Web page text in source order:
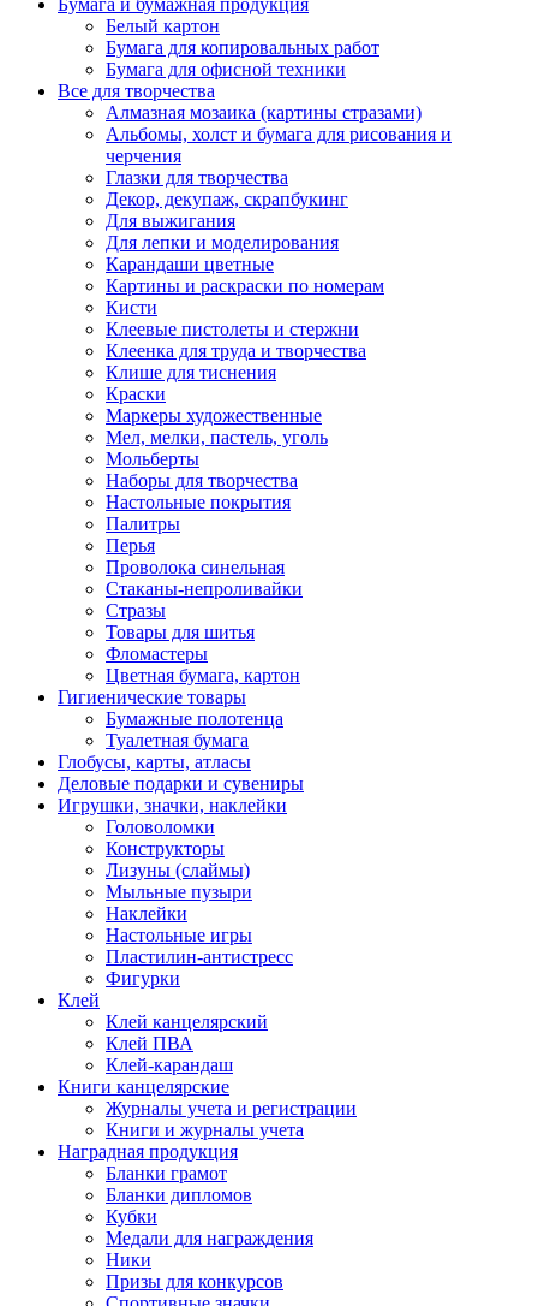
Бумага и бумажная продукция
Белый картон
Бумага для копировальных работ
Бумага для офисной техники
Все для творчества
Алмазная мозаика (картины стразами)
Альбомы, холст и бумага для рисования и
черчения
Глазки для творчества
Декор, декупаж, скрапбукинг
Для выжигания
Для лепки и моделирования
Карандаши цветные
Картины и раскраски по номерам
Кисти
Клеевые пистолеты и стержни
Клеенка для труда и творчества
Клише для тиснения
Краски
Маркеры художественные
Мел, мелки, пастель, уголь
Мольберты
Наборы для творчества
Настольные покрытия
Палитры
Перья
Проволока синельная
Стаканы-непроливайки
Стразы
Товары для шитья
Фломастеры
Цветная бумага, картон
Гигиенические товары
Бумажные полотенца
Туалетная бумага
Глобусы, карты, атласы
Деловые подарки и сувениры
Игрушки, значки, наклейки
Головоломки
Конструкторы
Лизуны (слаймы)
Мыльные пузыри
Наклейки
Настольные игры
Пластилин-антистресс
Фигурки
Клей
Клей канцелярский
Клей ПВА
Клей-карандаш
Книги канцелярские
Журналы учета и регистрации
Книги и журналы учета
Наградная продукция
Бланки грамот
Бланки дипломов
Кубки
Медали для награждения
Ники
Призы для конкурсов